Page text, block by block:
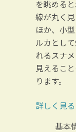
を眺める
線が丸く
ほか、小
ルカとし
れるスナ
見えるこ
ります。
詳しく見る
基本